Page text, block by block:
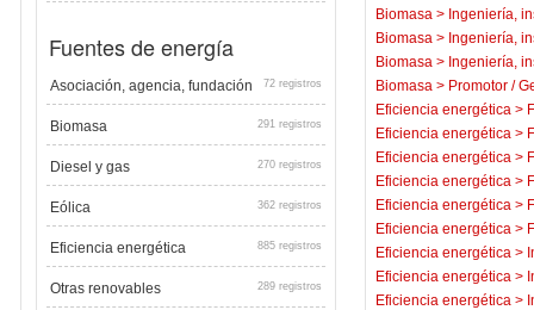
Fuentes de energía
Asociación, agencia, fundación 72 registros
Biomasa 291 registros
Diesel y gas 270 registros
Eólica 362 registros
Eficiencia energética 885 registros
Otras renovables 289 registros
Biomasa > Ingeniería,
Biomasa > Ingeniería,
Biomasa > Ingeniería,
Biomasa > Promotor /
Eficiencia energética >
Eficiencia energética >
Eficiencia energética >
Eficiencia energética >
Eficiencia energética >
Eficiencia energética >
Eficiencia energética >
Eficiencia energética >
Eficiencia energética >